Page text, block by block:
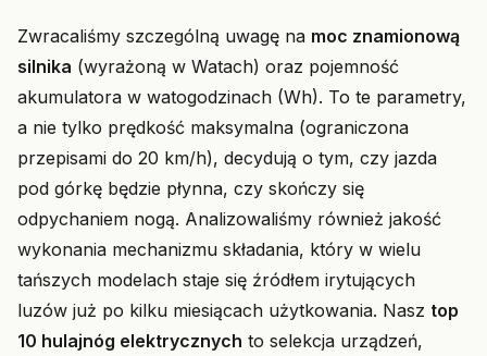
Zwracaliśmy szczególną uwagę na moc znamionową
silnika (wyrażoną w Watach) oraz pojemność
akumulatora w watogodzinach (Wh). To te parametry,
a nie tylko prędkość maksymalna (ograniczona
przepisami do 20 km/h), decydują o tym, czy jazda
pod górkę będzie płynna, czy skończy się
odpychaniem nogą. Analizowaliśmy również jakość
wykonania mechanizmu składania, który w wielu
tańszych modelach staje się źródłem irytujących
luzów już po kilku miesiącach użytkowania. Nasz top
10 hulajnóg elektrycznych to selekcja urządzeń,